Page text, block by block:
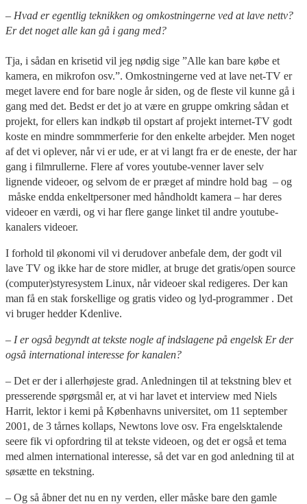
– Hvad er egentlig teknikken og omkostningerne ved at lave nettv?
Er det noget alle kan gå i gang med?
Tja, i sådan en krisetid vil jeg nødig sige ”Alle kan bare købe et
kamera, en mikrofon osv.”. Omkostningerne ved at lave net-TV er
meget lavere end for bare nogle år siden, og de fleste vil kunne gå i
gang med det. Bedst er det jo at være en gruppe omkring sådan et
projekt, for ellers kan indkøb til opstart af projekt internet-TV godt
koste en mindre sommmerferie for den enkelte arbejder. Men noget
af det vi oplever, når vi er ude, er at vi langt fra er de eneste, der har
gang i filmrullerne. Flere af vores youtube-venner laver selv
lignende videoer, og selvom de er præget af mindre hold bag – og
måske endda enkeltpersoner med håndholdt kamera – har deres
videoer en værdi, og vi har flere gange linket til andre youtube-
kanalers videoer.
I forhold til økonomi vil vi derudover anbefale dem, der godt vil
lave TV og ikke har de store midler, at bruge det gratis/open source
(computer)styresystem Linux, når videoer skal redigeres. Der kan
man få en stak forskellige og gratis video og lyd-programmer . Det
vi bruger hedder Kdenlive.
– I er også begyndt at tekste nogle af indslagene på engelsk Er der
også international interesse for kanalen?
– Det er der i allerhøjeste grad. Anledningen til at tekstning blev et
presserende spørgsmål er, at vi har lavet et interview med Niels
Harrit, lektor i kemi på Københavns universitet, om 11 september
2001, de 3 tårnes kollaps, Newtons love osv. Fra engelsktalende
seere fik vi opfordring til at tekste videoen, og det er også et tema
med almen international interesse, så det var en god anledning til at
søsætte en tekstning.
– Og så åbner det nu en ny verden, eller måske bare den gamle